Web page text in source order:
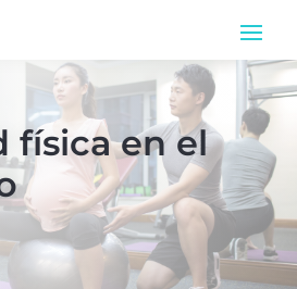
física en el